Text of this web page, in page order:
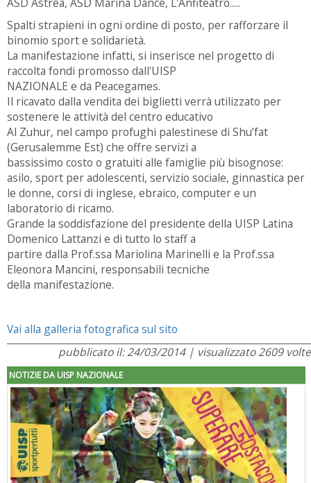
ASD Astrea, ASD Marina Dance, L'Anfiteatro.....
Spalti strapieni in ogni ordine di posto, per rafforzare il
binomio sport e solidarietà.
La manifestazione infatti, si inserisce nel progetto di
raccolta fondi promosso dall'UISP
NAZIONALE e da Peacegames.
Il ricavato dalla vendita dei biglietti verrà utilizzato per
sostenere le attività del centro educativo
Al Zuhur, nel campo profughi palestinese di Shu’fat
(Gerusalemme Est) che offre servizi a
bassissimo costo o gratuiti alle famiglie più bisognose:
asilo, sport per adolescenti, servizio sociale, ginnastica per
le donne, corsi di inglese, ebraico, computer e un
laboratorio di ricamo.
Grande la soddisfazione del presidente della UISP Latina
Domenico Lattanzi e di tutto lo staff a
partire dalla Prof.ssa Mariolina Marinelli e la Prof.ssa
Eleonora Mancini, responsabili tecniche
della manifestazione.
Vai alla galleria fotografica sul sito
pubblicato il: 24/03/2014 | visualizzato 2609 volte
NOTIZIE DA UISP NAZIONALE